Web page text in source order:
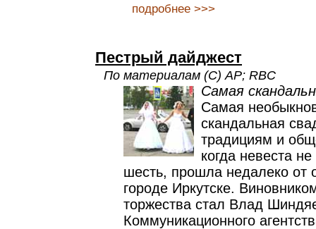
подробнее >>>
Пестрый дайджест
По материалам (C) AP; RBC
Самая
Самая
скандальная
традициям и
когда невеста
шесть, прошла недалеко от
городе Иркутске.
торжества стал Влад
Коммуникационного